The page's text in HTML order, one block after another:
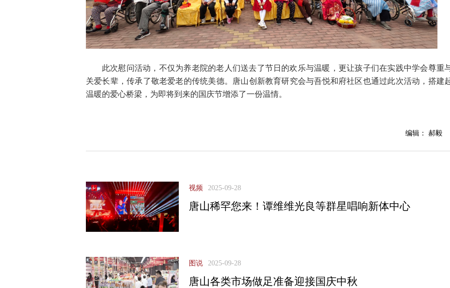
此次慰问活动，不仅为养老院的老人们送去了节日的欢乐与温暖，更让孩子们在实践中学会尊重
关爱长辈，传承了敬老爱老的传统美德。唐山创新教育研究会与吾悦和府社区也通过此次活动，搭建
温暖的爱心桥梁，为即将到来的国庆节增添了一份温情。
编辑： 郝毅
视频 2025-09-28
唐山稀罕您来！谭维维光良等群星唱响新体中心
图说 2025-09-28
唐山各类市场做足准备迎接国庆中秋